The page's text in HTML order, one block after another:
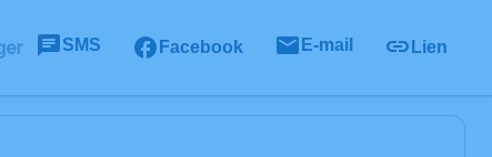
SMS Facebook E-mail Lien